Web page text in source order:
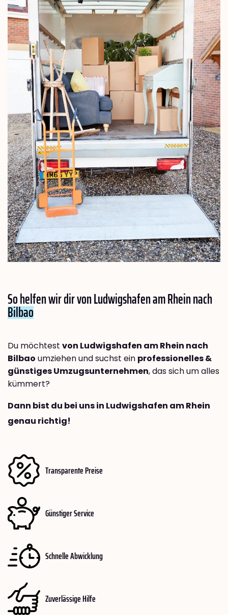
So helfen wir dir von Ludwigshafen am Rhein nach
Bilbao
Du möchtest von Ludwigshafen am Rhein nach
Bilbao umziehen und suchst ein professionelles &
günstiges Umzugsunternehmen, das sich um alles
kümmert?
Dann bist du bei uns in Ludwigshafen am Rhein
genau richtig!
Transparente Preise
Günstiger Service
Schnelle Abwicklung
Zuverlässige Hilfe